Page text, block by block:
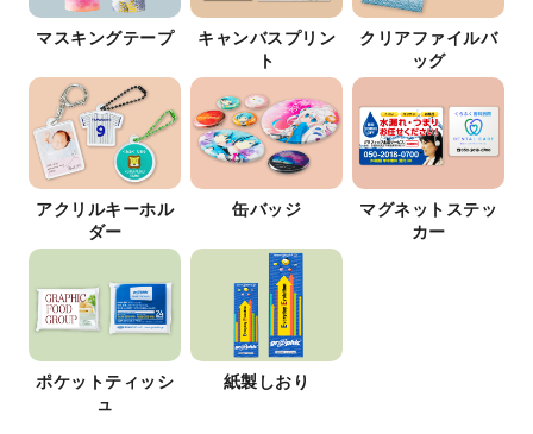
マスキングテープ
キャンバスプリン
ト
クリアファイルバ
ッグ
アクリルキーホル
ダー
缶バッジ
マグネットステッ
カー
ポケットティッシ
ュ
紙製しおり